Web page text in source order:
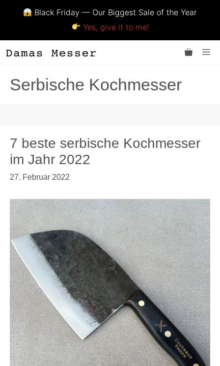
Black Friday — Our Biggest Sale of the Year
Yes, give it to me!
Inhalt
Serbische Kochmesser
7 beste serbische Kochmesser
im Jahr 2022
27. Februar 2022